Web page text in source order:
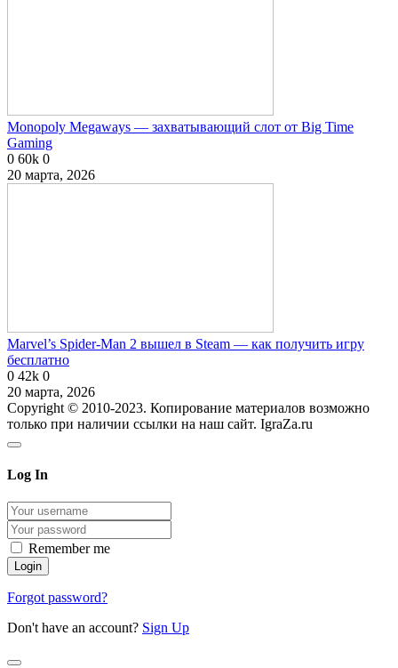
Monopoly Megaways — захватывающий слот от Big Time
Gaming
0 60k 0
20 марта, 2026
Marvel’s Spider-Man 2 вышел в Steam — как получить игру
бесплатно
0 42k 0
20 марта, 2026
Copyright © 2010-2023. Копирование материалов возможно
только при наличии ссылки на наш сайт. IgraZa.ru
Log In
Remember me
Forgot password?
Don't have an account? Sign Up